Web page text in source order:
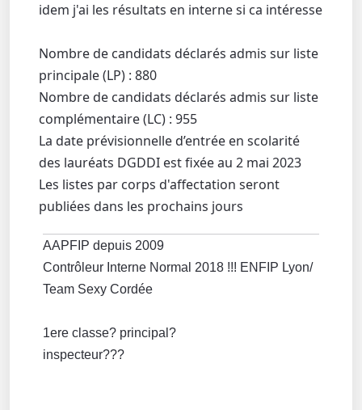
idem j'ai les résultats en interne si ca intéresse
Nombre de candidats déclarés admis sur liste
principale (LP) : 880
Nombre de candidats déclarés admis sur liste
complémentaire (LC) : 955
La date prévisionnelle d’entrée en scolarité
des lauréats DGDDI est fixée au 2 mai 2023
Les listes par corps d'affectation seront
publiées dans les prochains jours
AAPFIP depuis 2009
Contrôleur Interne Normal 2018 !!! ENFIP Lyon/
Team Sexy Cordée
1ere classe? principal?
inspecteur???